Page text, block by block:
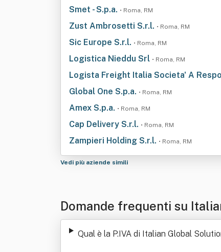
Smet - S.p.a. • Roma, RM
Zust Ambrosetti S.r.l. • Roma, RM
Sic Europe S.r.l. • Roma, RM
Logistica Nieddu Srl • Roma, RM
Logista Freight Italia Societa' A
Global One S.p.a. • Roma, RM
Amex S.p.a. • Roma, RM
Cap Delivery S.r.l. • Roma, RM
Zampieri Holding S.r.l. • Roma, RM
Vedi più aziende simili
Domande frequenti su
Qual è la P.IVA di Italian Global